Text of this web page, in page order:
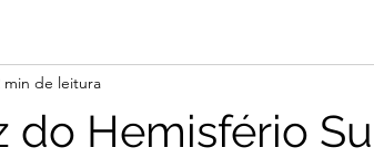
do Hemisfério
min de leitura